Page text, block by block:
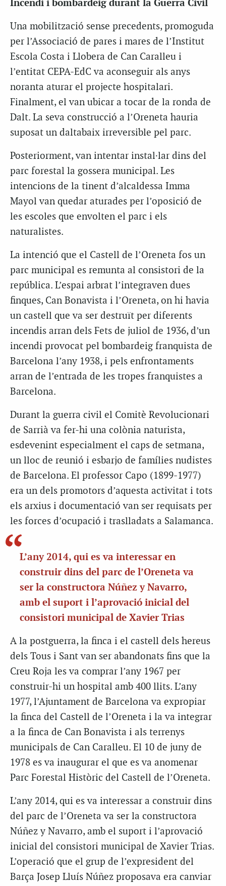
Incendi i bombardeig durant la Guerra Civil
Una mobilització sense precedents, promoguda
per l’Associació de pares i mares de l’Institut
Escola Costa i Llobera de Can Caralleu i
l’entitat CEPA-EdC va aconseguir als anys
noranta aturar el projecte hospitalari.
Finalment, el van ubicar a tocar de la ronda de
Dalt. La seva construcció a l’Oreneta hauria
suposat un daltabaix irreversible pel parc.
Posteriorment, van intentar instal·lar dins del
parc forestal la gossera municipal. Les
intencions de la tinent d’alcaldessa Imma
Mayol van quedar aturades per l’oposició de
les escoles que envolten el parc i els
naturalistes.
La intenció que el Castell de l’Oreneta fos un
parc municipal es remunta al consistori de la
república. L’espai arbrat l’integraven dues
finques, Can Bonavista i l’Oreneta, on hi havia
un castell que va ser destruït per diferents
incendis arran dels Fets de juliol de 1936, d’un
incendi provocat pel bombardeig franquista de
Barcelona l’any 1938, i pels enfrontaments
arran de l’entrada de les tropes franquistes a
Barcelona.
Durant la guerra civil el Comitè Revolucionari
de Sarrià va fer-hi una colònia naturista,
esdevenint especialment el caps de setmana,
un lloc de reunió i esbarjo de famílies nudistes
de Barcelona. El professor Capo (1899-1977)
era un dels promotors d’aquesta activitat i tots
els arxius i documentació van ser requisats per
les forces d’ocupació i traslladats a Salamanca.
L’any 2014, qui es va interessar en
construir dins del parc de l’Oreneta va
ser la constructora Núñez y Navarro,
amb el suport i l’aprovació inicial del
consistori municipal de Xavier Trias
A la postguerra, la finca i el castell dels hereus
dels Tous i Sant van ser abandonats fins que la
Creu Roja les va comprar l’any 1967 per
construir-hi un hospital amb 400 llits. L’any
1977, l’Ajuntament de Barcelona va expropiar
la finca del Castell de l’Oreneta i la va integrar
a la finca de Can Bonavista i als terrenys
municipals de Can Caralleu. El 10 de juny de
1978 es va inaugurar el que es va anomenar
Parc Forestal Històric del Castell de l’Oreneta.
L’any 2014, qui es va interessar a construir dins
del parc de l’Oreneta va ser la constructora
Núñez y Navarro, amb el suport i l’aprovació
inicial del consistori municipal de Xavier Trias.
L’operació que el grup de l’expresident del
Barça Josep Lluís Núñez proposava era canviar